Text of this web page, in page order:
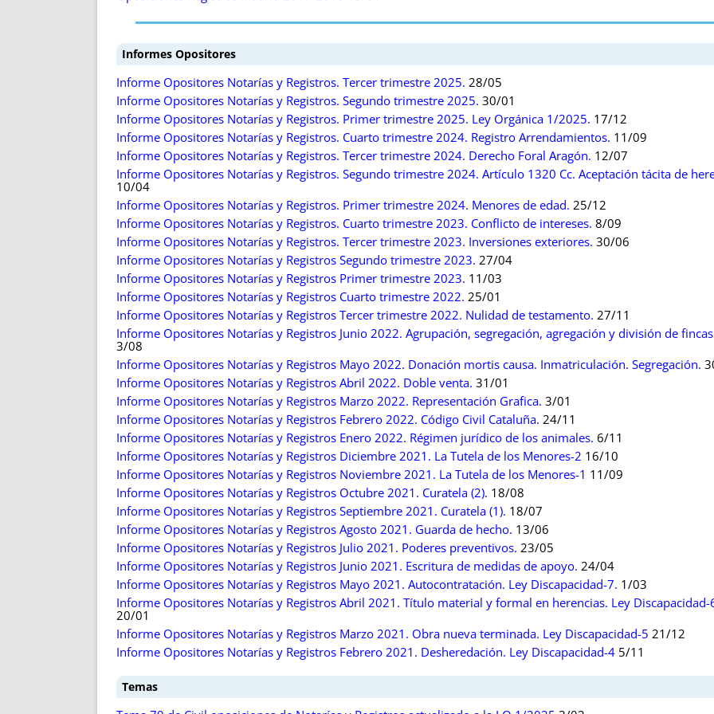
Informes Opositores
Informe Opositores Notarías y Registros. Tercer trimestre 2025. 28/05
Informe Opositores Notarías y Registros. Segundo trimestre 2025. 30/01
Informe Opositores Notarías y Registros. Primer trimestre 2025. Ley Orgánica 1/2025. 17/12
Informe Opositores Notarías y Registros. Cuarto trimestre 2024. Registro Arrendamientos. 11/09
Informe Opositores Notarías y Registros. Tercer trimestre 2024. Derecho Foral Aragón. 12/07
Informe Opositores Notarías y Registros. Segundo trimestre 2024. Artículo 1320 Cc. Aceptación tácita de
10/04
Informe Opositores Notarías y Registros. Primer trimestre 2024. Menores de edad. 25/12
Informe Opositores Notarías y Registros. Cuarto trimestre 2023. Conflicto de intereses. 8/09
Informe Opositores Notarías y Registros. Tercer trimestre 2023. Inversiones exteriores. 30/06
Informe Opositores Notarías y Registros Segundo trimestre 2023. 27/04
Informe Opositores Notarías y Registros Primer trimestre 2023. 11/03
Informe Opositores Notarías y Registros Cuarto trimestre 2022. 25/01
Informe Opositores Notarías y Registros Tercer trimestre 2022. Nulidad de testamento. 27/11
Informe Opositores Notarías y Registros Junio 2022. Agrupación, segregación, agregación y división de
3/08
Informe Opositores Notarías y Registros Mayo 2022. Donación mortis causa. Inmatriculación. Segregación.
Informe Opositores Notarías y Registros Abril 2022. Doble venta. 31/01
Informe Opositores Notarías y Registros Marzo 2022. Representación Grafica. 3/01
Informe Opositores Notarías y Registros Febrero 2022. Código Civil Cataluña. 24/11
Informe Opositores Notarías y Registros Enero 2022. Régimen jurídico de los animales. 6/11
Informe Opositores Notarías y Registros Diciembre 2021. La Tutela de los Menores-2 16/10
Informe Opositores Notarías y Registros Noviembre 2021. La Tutela de los Menores-1 11/09
Informe Opositores Notarías y Registros Octubre 2021. Curatela (2). 18/08
Informe Opositores Notarías y Registros Septiembre 2021. Curatela (1). 18/07
Informe Opositores Notarías y Registros Agosto 2021. Guarda de hecho. 13/06
Informe Opositores Notarías y Registros Julio 2021. Poderes preventivos. 23/05
Informe Opositores Notarías y Registros Junio 2021. Escritura de medidas de apoyo. 24/04
Informe Opositores Notarías y Registros Mayo 2021. Autocontratación. Ley Discapacidad-7. 1/03
Informe Opositores Notarías y Registros Abril 2021. Título material y formal en herencias. Ley Discapacidad-
20/01
Informe Opositores Notarías y Registros Marzo 2021. Obra nueva terminada. Ley Discapacidad-5 21/12
Informe Opositores Notarías y Registros Febrero 2021. Desheredación. Ley Discapacidad-4 5/11
Temas